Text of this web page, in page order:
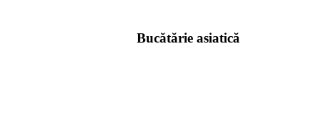
Bucătărie asiatică